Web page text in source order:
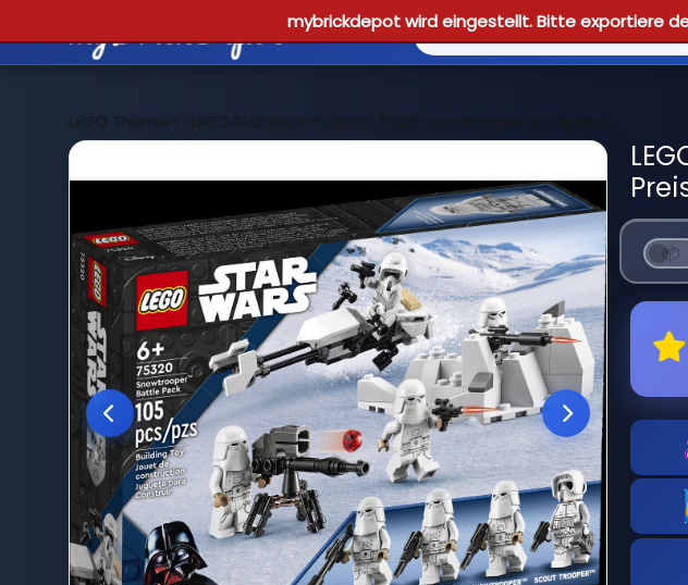
mybrickdepot wird eingestellt. Bitte exportiere
LEGO Themen >LEGO Star Wars™>LEGO 75320 Snowtrooper Battle Pack